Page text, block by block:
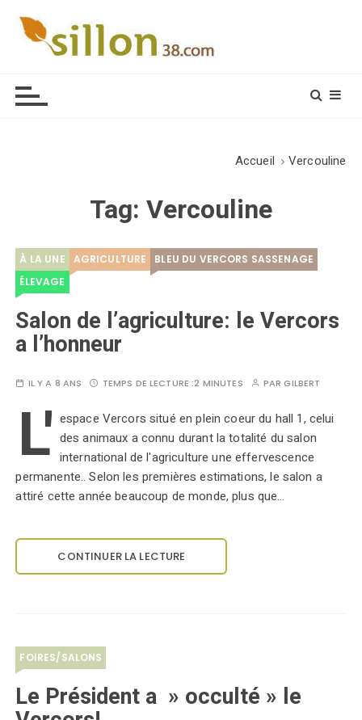
Accueil Vercouline
Tag: Vercouline
À LA UNE AGRICULTURE
BLEU DU VERCORS SASSENAGE
ÉLEVAGE
Salon de l’agriculture: le Vercors
a l’honneur
IL Y A 8 ANS TEMPS DE LECTURE :2 MINUTES PARGILBERT
L' espace Vercors situé en plein coeur du hall 1, celui
des animaux a connu durant la totalité du salon
international de l'agriculture une effervescence
permanente.. Selon les premières estimations, le salon a
attiré cette année beaucoup de monde, plus que…
CONTINUER LA LECTURE
FOIRES/SALONS
Le Président a » occulté » le